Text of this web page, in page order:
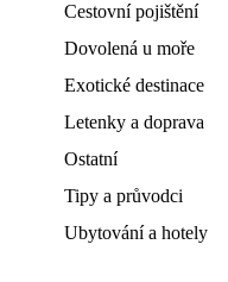
Cestovní pojištění
Dovolená u moře
Exotické destinace
Letenky a doprava
Ostatní
Tipy a průvodci
Ubytování a hotely